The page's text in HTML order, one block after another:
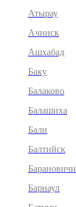
Атырау
Ачинск
Ашхабад
Баку
Балаково
Балашиха
Бали
Балтийск
Барановичи
Барнаул